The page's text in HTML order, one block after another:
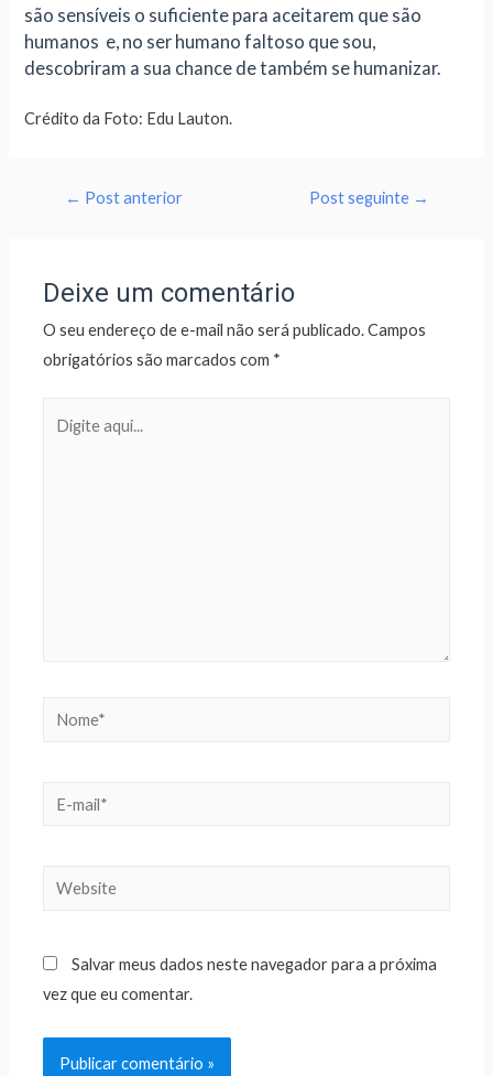
são sensíveis o suficiente para aceitarem que são
humanos e, no ser humano faltoso que sou,
descobriram a sua chance de também se humanizar.
Crédito da Foto: Edu Lauton.
← Post anterior Post seguinte →
Deixe um comentário
O seu endereço de e-mail não será publicado.Campos
obrigatórios são marcados com *
Salvar meus dados neste navegador para a próxima
vez que eu comentar.